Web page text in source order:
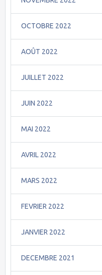
OCTOBRE 2022
AOÛT 2022
JUILLET 2022
JUIN 2022
MAI 2022
AVRIL 2022
MARS 2022
FEVRIER 2022
JANVIER 2022
DECEMBRE 2021